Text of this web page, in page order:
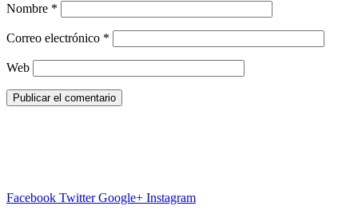
Nombre *
Correo electrónico *
Web
Facebook Twitter Google+ Instagram